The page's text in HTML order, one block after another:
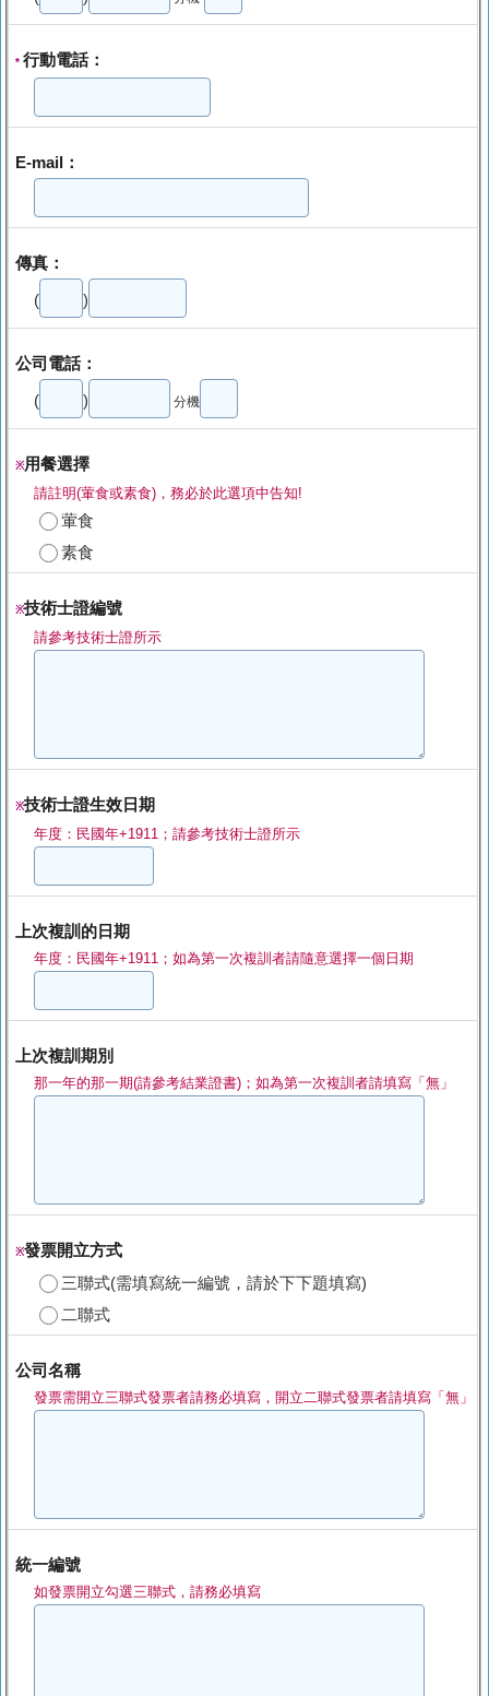
* 行動電話：
E-mail：
傳真：
( )
公司電話：
( ) 分機
※用餐選擇
請註明(葷食或素食)，務必於此選項中告知!
葷食
素食
※技術士證編號
請參考技術士證所示
※技術士證生效日期
年度：民國年+1911；請參考技術士證所示
上次複訓的日期
年度：民國年+1911；如為第一次複訓者請隨意選擇一個日期
上次複訓期別
那一年的那一期(請參考結業證書)；如為第一次複訓者請填寫「無」
※發票開立方式
三聯式(需填寫統一編號，請於下下題填寫)
二聯式
公司名稱
發票需開立三聯式發票者請務必填寫，開立二聯式發票者請填寫「無」
統一編號
如發票開立勾選三聯式，請務必填寫